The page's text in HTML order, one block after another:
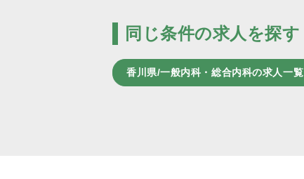
同じ条件の求人を探す
香川県/一般内科・総合内科の求人一覧